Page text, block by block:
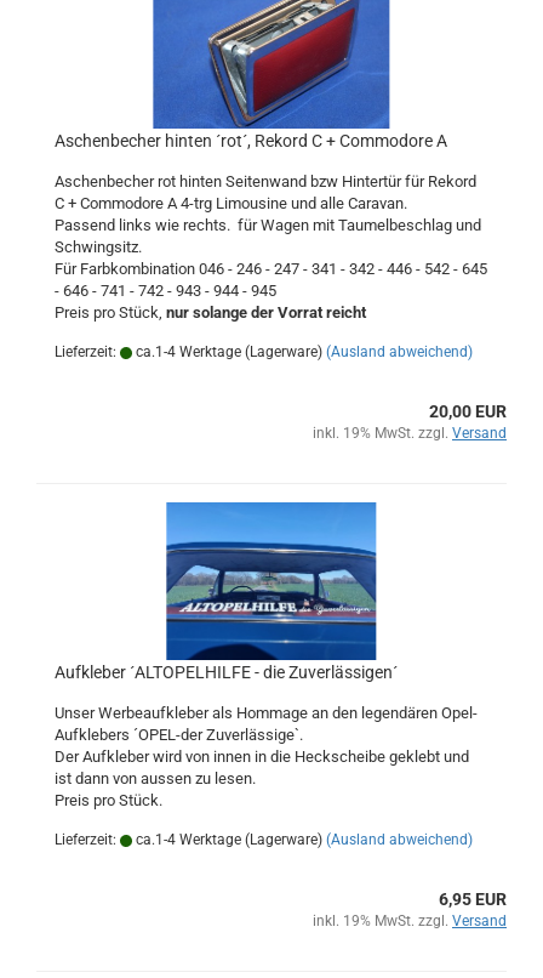
Aschenbecher hinten ´rot´, Rekord C + Commodore A
Aschenbecher rot hinten Seitenwand bzw Hintertür für Rekord
C + Commodore A 4-trg Limousine und alle Caravan.
Passend links wie rechts. für Wagen mit Taumelbeschlag und
Schwingsitz.
Für Farbkombination 046 - 246 - 247 - 341 - 342 - 446 - 542 - 645
- 646 - 741 - 742 - 943 - 944 - 945
Preis pro Stück, nur solange der Vorrat reicht
Lieferzeit: ca.1-4 Werktage (Lagerware) (Ausland abweichend)
20,00 EUR
inkl. 19% MwSt. zzgl. Versand
Aufkleber ´ALTOPELHILFE - die Zuverlässigen´
Unser Werbeaufkleber als Hommage an den legendären Opel-
Aufklebers ´OPEL-der Zuverlässige`.
Der Aufkleber wird von innen in die Heckscheibe geklebt und
ist dann von aussen zu lesen.
Preis pro Stück.
Lieferzeit: ca.1-4 Werktage (Lagerware) (Ausland abweichend)
6,95 EUR
inkl. 19% MwSt. zzgl. Versand